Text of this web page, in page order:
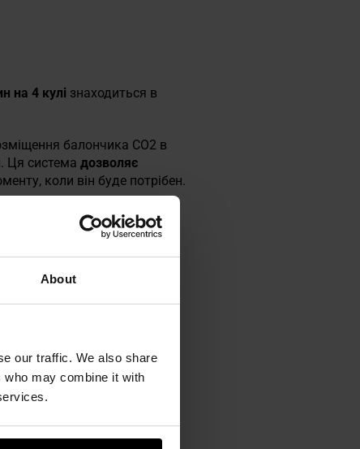
About
our traffic. We also share
may combine it with
на 4 кулі знаходиться в
балончика CO2 в
Ця система дозволяє
коли він буде потрібен.